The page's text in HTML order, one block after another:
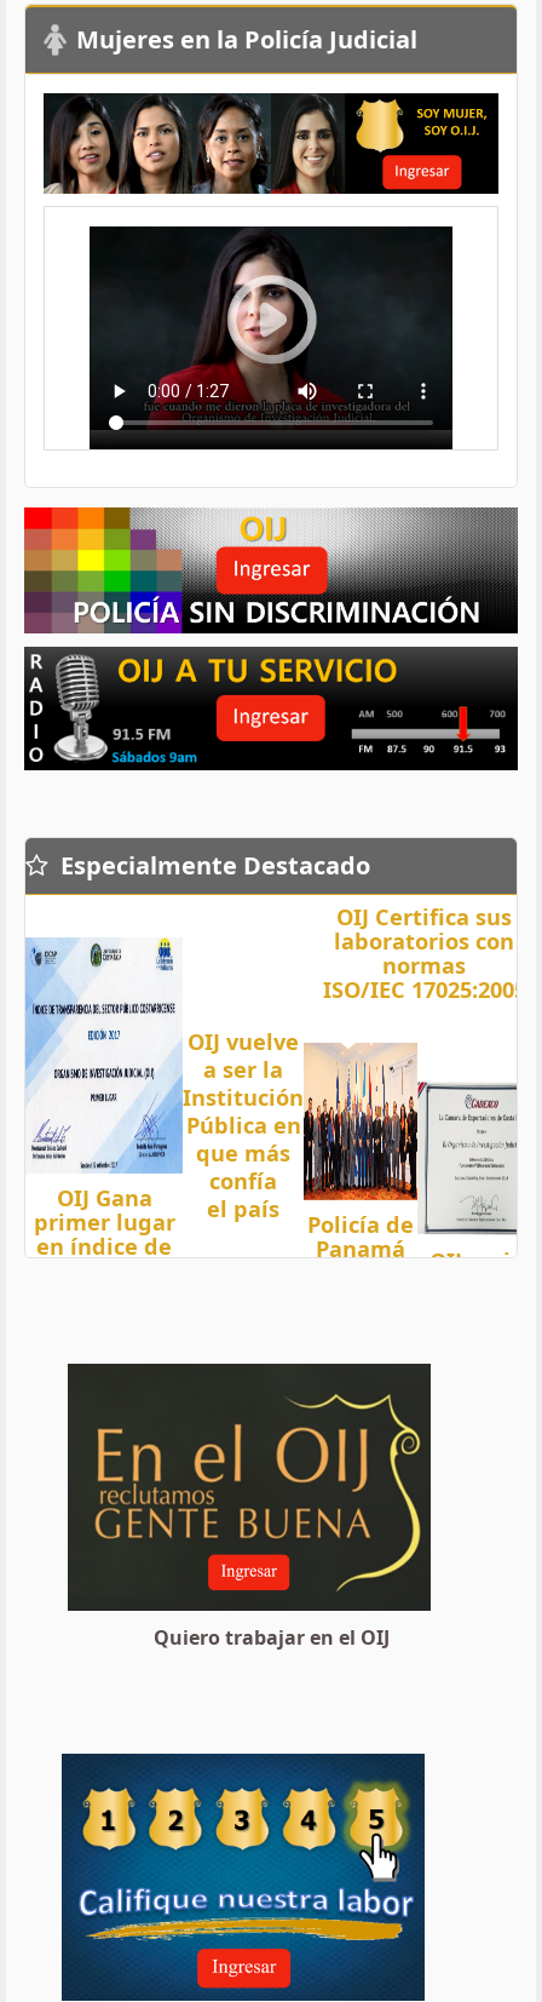
Load More
Mujeres en la Policía Judicial
Especialmente Destacado
OIJ Gana
primer lugar
en índice de
OIJ vuelve
a ser la
Institución
Pública en
que más
confía
el país
OIJ Certifica sus
laboratorios con
normas
ISO/IEC 17025:2005
Policía de
Panamá
OIJ mejor
Quiero trabajar en el OIJ